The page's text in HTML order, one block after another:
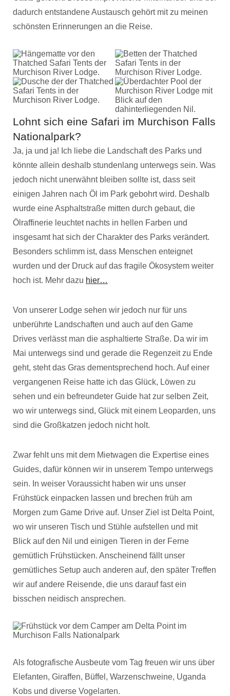
dadurch entstandene Austausch gehört mit zu meinen
schönsten Erinnerungen an die Reise.
Lohnt sich eine Safari im Murchison Falls
Nationalpark?
Ja, ja und ja! Ich liebe die Landschaft des Parks und
könnte allein deshalb stundenlang unterwegs sein. Was
jedoch nicht unerwähnt bleiben sollte ist, dass seit
einigen Jahren nach Öl im Park gebohrt wird. Deshalb
wurde eine Asphaltstraße mitten durch gebaut, die
Ölraffinerie leuchtet nachts in hellen Farben und
insgesamt hat sich der Charakter des Parks verändert.
Besonders schlimm ist, dass Menschen enteignet
wurden und der Druck auf das fragile Ökosystem weiter
hoch ist. Mehr dazu hier…
Von unserer Lodge sehen wir jedoch nur für uns
unberührte Landschaften und auch auf den Game
Drives verlässt man die asphaltierte Straße. Da wir im
Mai unterwegs sind und gerade die Regenzeit zu Ende
geht, steht das Gras dementsprechend hoch. Auf einer
vergangenen Reise hatte ich das Glück, Löwen zu
sehen und ein befreundeter Guide hat zur selben Zeit,
wo wir unterwegs sind, Glück mit einem Leoparden, uns
sind die Großkatzen jedoch nicht holt.
Zwar fehlt uns mit dem Mietwagen die Expertise eines
Guides, dafür können wir in unserem Tempo unterwegs
sein. In weiser Voraussicht haben wir uns unser
Frühstück einpacken lassen und brechen früh am
Morgen zum Game Drive auf. Unser Ziel ist Delta Point,
wo wir unseren Tisch und Stühle aufstellen und mit
Blick auf den Nil und einigen Tieren in der Ferne
gemütlich Frühstücken. Anscheinend fällt unser
gemütliches Setup auch anderen auf, den später Treffen
wir auf andere Reisende, die uns darauf fast ein
bisschen neidisch ansprechen.
Als fotografische Ausbeute vom Tag freuen wir uns über
Elefanten, Giraffen, Büffel, Warzenschweine, Uganda
Kobs und diverse Vogelarten.